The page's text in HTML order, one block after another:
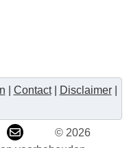
Contact| Disclaimer|
© 2026